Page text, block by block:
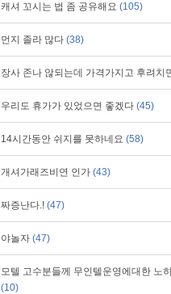
캐셔 꼬시는 법 좀 공유해요 (105)
먼지 졸라 많다 (38)
장사 존나 않되는데 가격가지고 후려치
우리도 휴가가 있었으면 좋겠다 (45)
14시간동안 쉬지를 못하네요 (58)
개셔가래즈비연 인가 (43)
짜증난다.! (47)
야놀자 (47)
모텔 고수분들께 무인텔운영에대한 노
(10)